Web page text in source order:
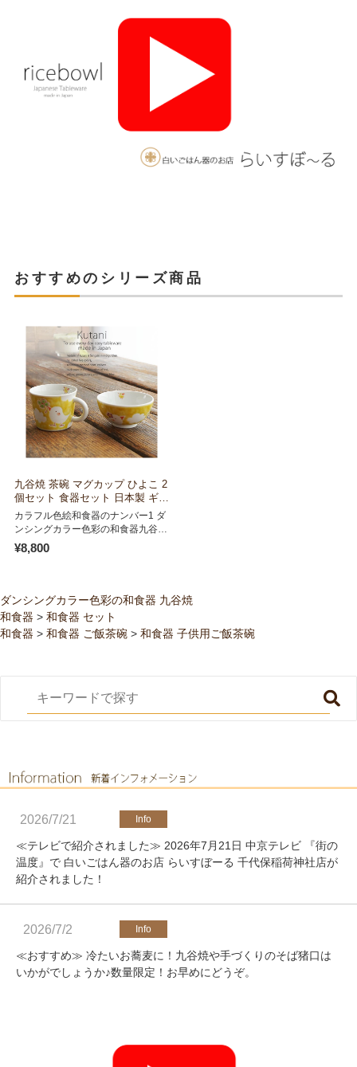
おすすめのシリーズ商品
九谷焼 茶碗 マグカップ ひよこ 2
個セット 食器セット 日本製 ギフ
ト うつわ 陶磁器
カラフル色絵和食器のナンバー1 ダ
ンシングカラー色彩の和食器九谷焼
です。 九谷焼 […]
¥8,800
ダンシングカラー色彩の和食器 九谷焼
和食器 > 和食器 セット
和食器 > 和食器 ご飯茶碗 > 和食器 子供用ご飯茶碗
2026/7/21
≪テレビで紹介されました≫ 2026年7月21日 中京テレビ 『街の
温度』で 白いごはん器のお店 らいすぼーる 千代保稲荷神社店が
紹介されました！
2026/7/2
≪おすすめ≫ 冷たいお蕎麦に！九谷焼や手づくりのそば猪口は
いかがでしょうか♪数量限定！お早めにどうぞ。
≪軽井沢店営業のお知らせ≫ いつもご覧いただきありがとうご